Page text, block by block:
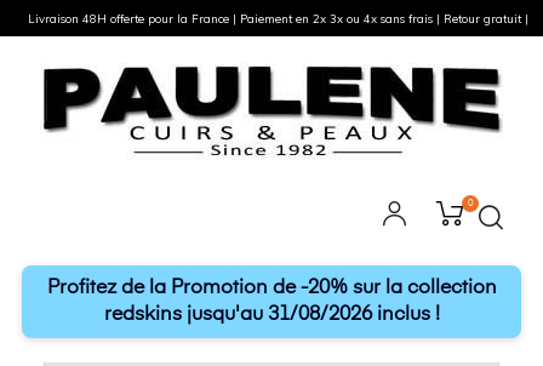
0
Profitez de la Promotion de -20% sur la collection
redskins jusqu'au 31/08/2026 inclus !
Livraison 48H offerte pour la France | Paiement en 2x 3x ou 4x sans frais | Retour gratuit |